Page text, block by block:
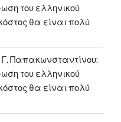
του ελληνικού
θα είναι πολύ
Παπακωνσταντίνου:
του ελληνικού
θα είναι πολύ